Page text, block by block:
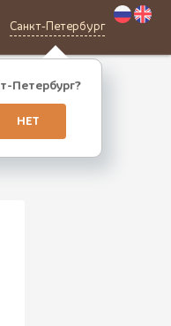
Санкт-Петербург
Петербург?
НЕТ